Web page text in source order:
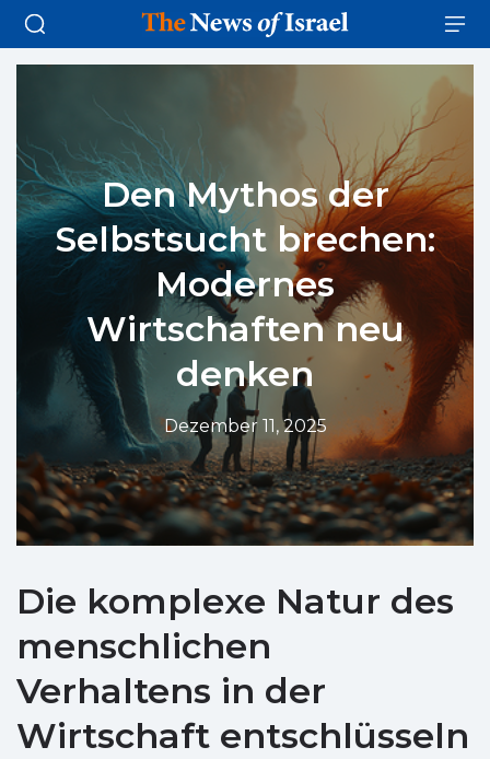
Den Mythos der
Selbstsucht brechen:
Modernes
Wirtschaften neu
denken
Dezember 11, 2025
Die komplexe Natur des
menschlichen
Verhaltens in der
Wirtschaft entschlüsseln